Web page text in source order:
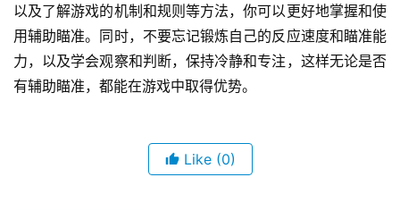
以及了解游戏的机制和规则等方法，你可以更好地掌握和使
用辅助瞄准。同时，不要忘记锻炼自己的反应速度和瞄准能
力，以及学会观察和判断，保持冷静和专注，这样无论是否
有辅助瞄准，都能在游戏中取得优势。
Like (0)